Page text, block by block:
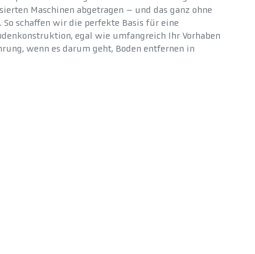
Maschinen abgetragen – und das ganz ohne
So schaffen wir die perfekte Basis für eine
egal wie umfangreich Ihr Vorhaben
wenn es darum geht, Boden entfernen in